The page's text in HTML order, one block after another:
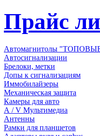
Прайс
Автомагнитолы
Автосигнализации
Брелоки, метки
Допы к сигнализациям
Иммобилайзеры
Механическая защита
Камеры для авто
А / V Мультимедиа
Антенны
Рамки для планшетов